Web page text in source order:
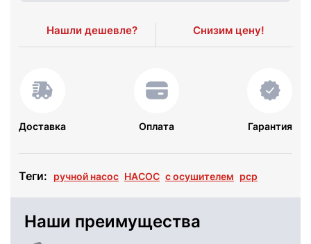
Нашли дешевле? Снизим цену!
Доставка Оплата Гарантия
Теги: ручной насос НАСОС с осушителем pcp
Наши преимущества